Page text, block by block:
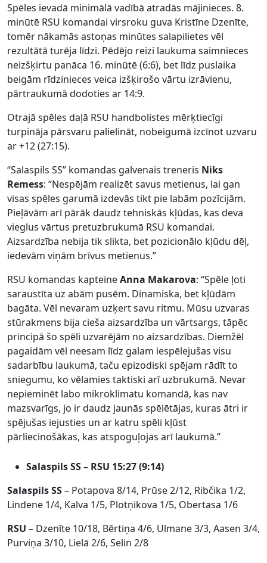
Spēles ievadā minimālā vadībā atradās mājinieces. 8.
minūtē RSU komandai virsroku guva Kristīne Dzenīte,
tomēr nākamās astoņas minūtes salapilietes vēl
rezultātā turēja līdzi. Pēdējo reizi laukuma saimnieces
neizšķirtu panāca 16. minūtē (6:6), bet līdz puslaika
beigām rīdzinieces veica izšķirošo vārtu izrāvienu,
pārtraukumā dodoties ar 14:9.
Otrajā spēles daļā RSU handbolistes mērķtiecīgi
turpināja pārsvaru palielināt, nobeigumā izcīnot uzvaru
ar +12 (27:15).
“Salaspils SS” komandas galvenais treneris Niks
Remess: “Nespējām realizēt savus metienus, lai gan
visas spēles garumā izdevās tikt pie labām pozīcijām.
Pieļāvām arī pārāk daudz tehniskās kļūdas, kas deva
vieglus vārtus pretuzbrukumā RSU komandai.
Aizsardzība nebija tik slikta, bet pozicionālo kļūdu dēļ,
iedevām viņām brīvus metienus.”
RSU komandas kapteineAnna Makarova: “Spēle ļoti
saraustīta uz abām pusēm. Dinamiska, bet kļūdām
bagāta. Vēl nevaram uzķert savu ritmu. Mūsu uzvaras
stūrakmens bija cieša aizsardzība un vārtsargs, tāpēc
principā šo spēli uzvarējām no aizsardzības. Diemžēl
pagaidām vēl neesam līdz galam iespēlejušas visu
sadarbību laukumā, taču epizodiski spējam rādīt to
sniegumu, ko vēlamies taktiski arī uzbrukumā. Nevar
nepieminēt labo mikroklimatu komandā, kas nav
mazsvarīgs, jo ir daudz jaunās spēlētājas, kuras ātri ir
spējušas iejusties un ar katru spēli kļūst
pārliecinošākas, kas atspoguļojas arī laukumā.”
Salaspils SS – RSU 15:27 (9:14)
Salaspils SS– Potapova 8/14, Prūse 2/12, Ribčika 1/2,
Lindene 1/4, Kalva 1/5, Plotņikova 1/5, Obertasa 1/6
RSU – Dzenīte 10/18, Bērtiņa 4/6, Ulmane 3/3, Aasen 3/4,
Purviņa 3/10, Lielā 2/6, Selin 2/8